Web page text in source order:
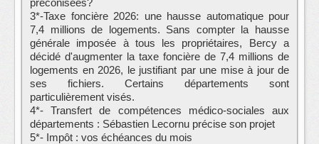
préconisées?
3*-Taxe foncière 2026: une hausse automatique pour
7,4 millions de logements. Sans compter la hausse
générale imposée à tous les propriétaires, Bercy a
décidé d'augmenter la taxe foncière de 7,4 millions de
logements en 2026, le justifiant par une mise à jour de
ses fichiers. Certains départements sont
particulièrement visés.
4*- Transfert de compétences médico-sociales aux
départements : Sébastien Lecornu précise son projet
5*- Impôt : vos échéances du mois